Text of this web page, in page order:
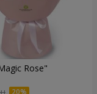
Rose"